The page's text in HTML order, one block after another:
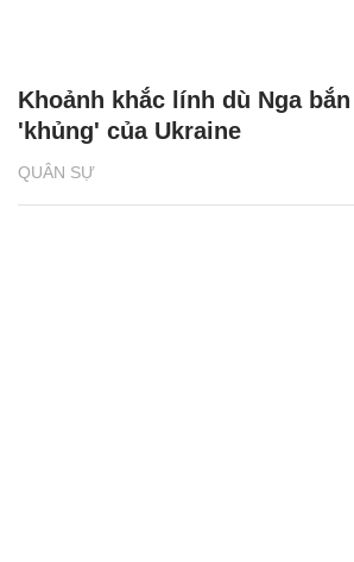
QUÂN SỰ
Khoảnh khắc lính dù Nga bắn
'khủng' của Ukraine